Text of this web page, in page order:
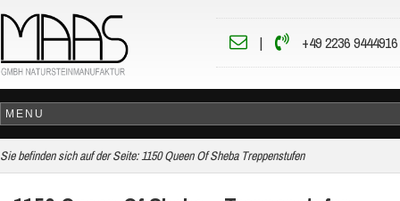
| +49 2236 9444916
Sie befinden sich auf der Seite:1150 Queen Of Sheba Treppenstufen